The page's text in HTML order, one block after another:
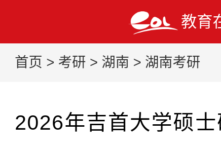
教育
首页 > 考研 > 湖南 > 湖南考研
2026年吉首大学硕